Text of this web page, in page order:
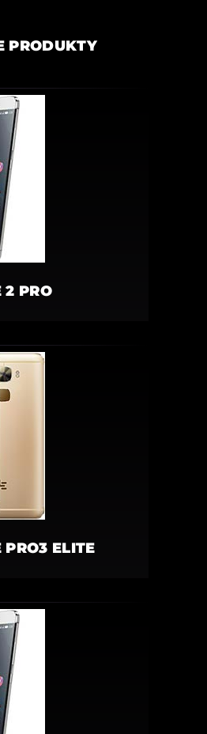
PRODUKTY
2 PRO
PRO3 ELITE